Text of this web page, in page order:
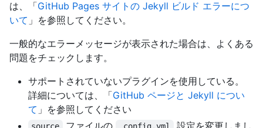
は、「GitHub Pages サイトの Jekyll ビルド エラーにつ
いて 」を参照してください。
一般的なエラーメッセージが表示された場合は、よくある
問題をチェックします。
サポートされていないプラグインを使用している。
詳細については、「GitHub ページと Jekyll につい
て 」を参照してください